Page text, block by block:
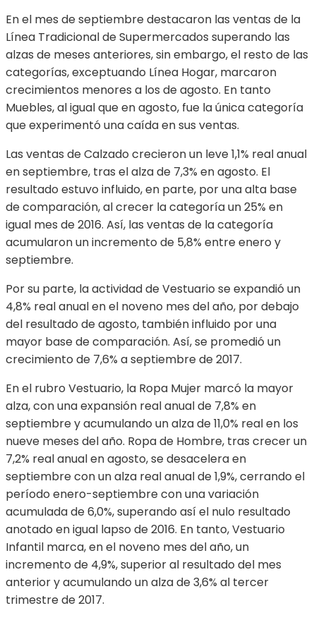
En el mes de septiembre destacaron las ventas de la
Línea Tradicional de Supermercados superando las
alzas de meses anteriores, sin embargo, el resto de las
categorías, exceptuando Línea Hogar, marcaron
crecimientos menores a los de agosto. En tanto
Muebles, al igual que en agosto, fue la única categoría
que experimentó una caída en sus ventas.
Las ventas de Calzado crecieron un leve 1,1% real anual
en septiembre, tras el alza de 7,3% en agosto. El
resultado estuvo influido, en parte, por una alta base
de comparación, al crecer la categoría un 25% en
igual mes de 2016. Así, las ventas de la categoría
acumularon un incremento de 5,8% entre enero y
septiembre.
Por su parte, la actividad de Vestuario se expandió un
4,8% real anual en el noveno mes del año, por debajo
del resultado de agosto, también influido por una
mayor base de comparación. Así, se promedió un
crecimiento de 7,6% a septiembre de 2017.
En el rubro Vestuario, la Ropa Mujer marcó la mayor
alza, con una expansión real anual de 7,8% en
septiembre y acumulando un alza de 11,0% real en los
nueve meses del año. Ropa de Hombre, tras crecer un
7,2% real anual en agosto, se desacelera en
septiembre con un alza real anual de 1,9%, cerrando el
período enero-septiembre con una variación
acumulada de 6,0%, superando así el nulo resultado
anotado en igual lapso de 2016. En tanto, Vestuario
Infantil marca, en el noveno mes del año, un
incremento de 4,9%, superior al resultado del mes
anterior y acumulando un alza de 3,6% al tercer
trimestre de 2017.